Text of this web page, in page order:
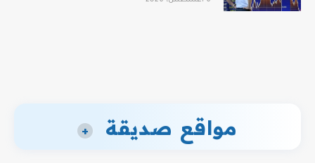
مواقع صديقة +